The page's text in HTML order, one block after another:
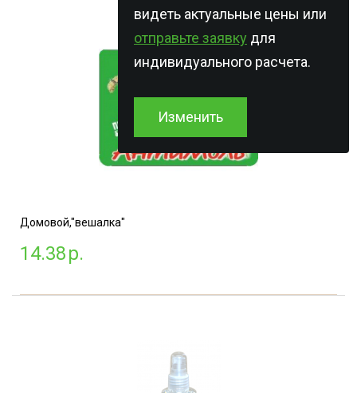
видеть актуальные цены или
отправьте заявку для
индивидуального расчета.
Изменить
Домовой,"вешалка"
14.38р.